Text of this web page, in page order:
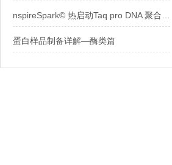
蛋白样品制备详解—酶类篇